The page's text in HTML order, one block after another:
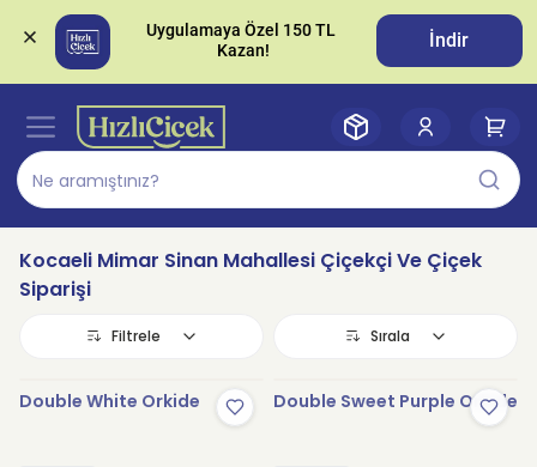
Uygulamaya Özel 150 TL
İndir
Kocaeli Mimar Sinan Mahallesi Çiçekçi Ve Çiçek
Siparişi
Filtrele Sırala
Double White Orkide Double Sweet Purple Orkide